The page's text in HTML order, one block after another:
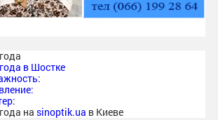
в Шостке
на sinoptik.ua в Киеве